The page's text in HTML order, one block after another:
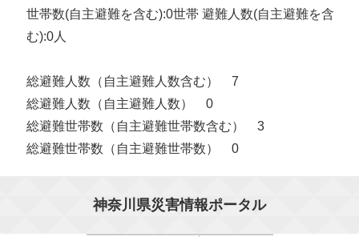
世帯数(自主避難を含む):0世帯 避難人数(自主避難を含
む):0人
総避難人数（自主避難人数含む） 7
総避難人数（自主避難人数） 0
総避難世帯数（自主避難世帯数含む） 3
総避難世帯数（自主避難世帯数） 0
神奈川県災害情報ポータル